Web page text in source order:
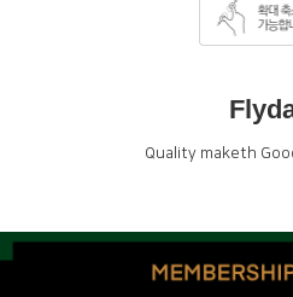
Quality maketh